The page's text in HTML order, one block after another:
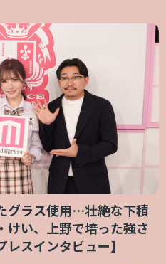
グラス使用…壮絶な下積
けい、上野で培った強さ
スインタビュー】